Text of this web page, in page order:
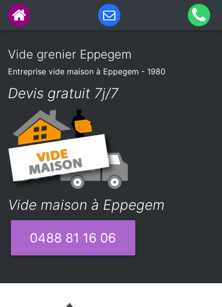
Vide grenier Eppegem
Entreprise vide maison à Eppegem - 1980
Devis gratuit 7j/7
Vide maison à Eppegem
0488 81 16 06